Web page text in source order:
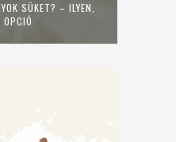
SÜKET? – ILYEN,
OPCIÓ